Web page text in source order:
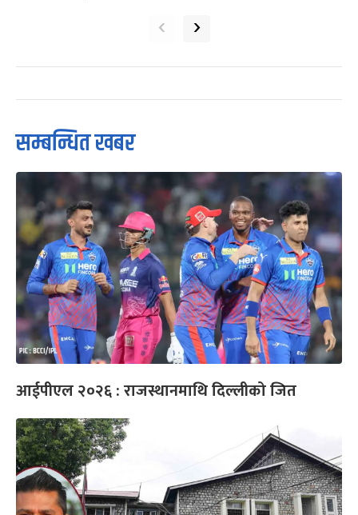
‹ ›
सम्बन्धित खबर
आईपीएल २०२६ : राजस्थानमाथि दिल्लीको जित